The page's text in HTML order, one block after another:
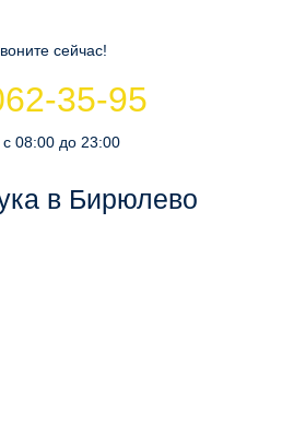
сейчас!
35-95
08:00 до 23:00
в Бирюлево